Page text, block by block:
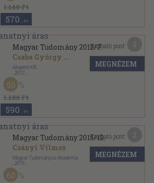
1.140 Ft
570 ,-Ft
Magyar Tudomány 2012/7.
Csaba György ...
Akaprint Kft.
2012
Ragasztott papírkötés
Magyar Tudomány sorozat
1.180 Ft
50
590 ,-Ft
Kapható pont:
MEGNÉZEM
Magyar Tudomány 2015/12.
Csányi Vilmos
Magyar Tudományos Akadémia
2015
Ragasztott papírkötés
Magyar Tudomány sorozat
60
Kapható pont:
MEGNÉZEM